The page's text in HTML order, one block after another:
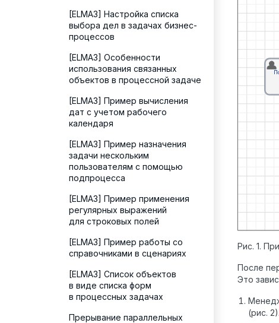
[ELMA3] Настройка списка
выбора дел в задачах бизнес-
процессов
[ELMA3] Особенности
использования связанных
объектов в процессной задаче
[ELMA3] Пример вычисления
дат с учетом рабочего
календаря
[ELMA3] Пример назначения
задачи нескольким
пользователям с помощью
подпроцесса
[ELMA3] Пример применения
регулярных выражений
для строковых полей
[ELMA3] Пример работы со
справочниками в сценариях
[ELMA3] Список объектов
в виде списка форм
в процессных задачах
Прерывание параллельных
Рис. 1.
После
Это
(рис. 2).